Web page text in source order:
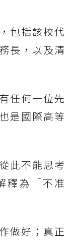
包括該校代
長，以及清
任何一位先
是國際高等
此不能思考
釋為「不准
做好；真正